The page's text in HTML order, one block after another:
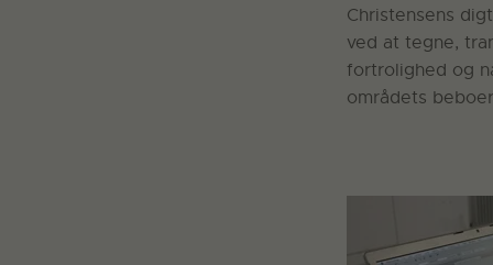
Christensens
ved at tegne,
fortrolighed og
områdets